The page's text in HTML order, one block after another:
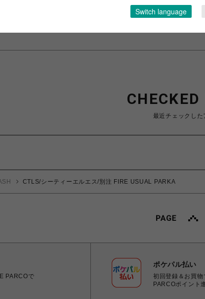
特定商取引法など法令に基づく表記は
ショップお問い合わせはこちら
最近チェックした
CTLS/シーティーエルエス/別注 FIRE USUAL PARKA
PARCOで
ポケパル払い
初回登録＆お買
PARCOポイント
Switch language